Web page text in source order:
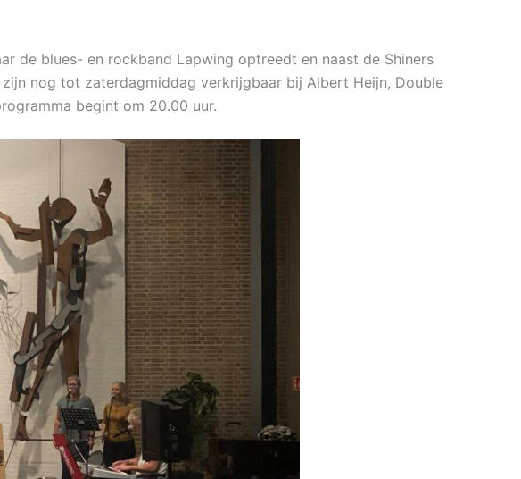
de blues- en rockband Lapwing optreedt en naast de Shiners
nog tot zaterdagmiddag verkrijgbaar bij Albert Heijn, Double
begint om 20.00 uur.